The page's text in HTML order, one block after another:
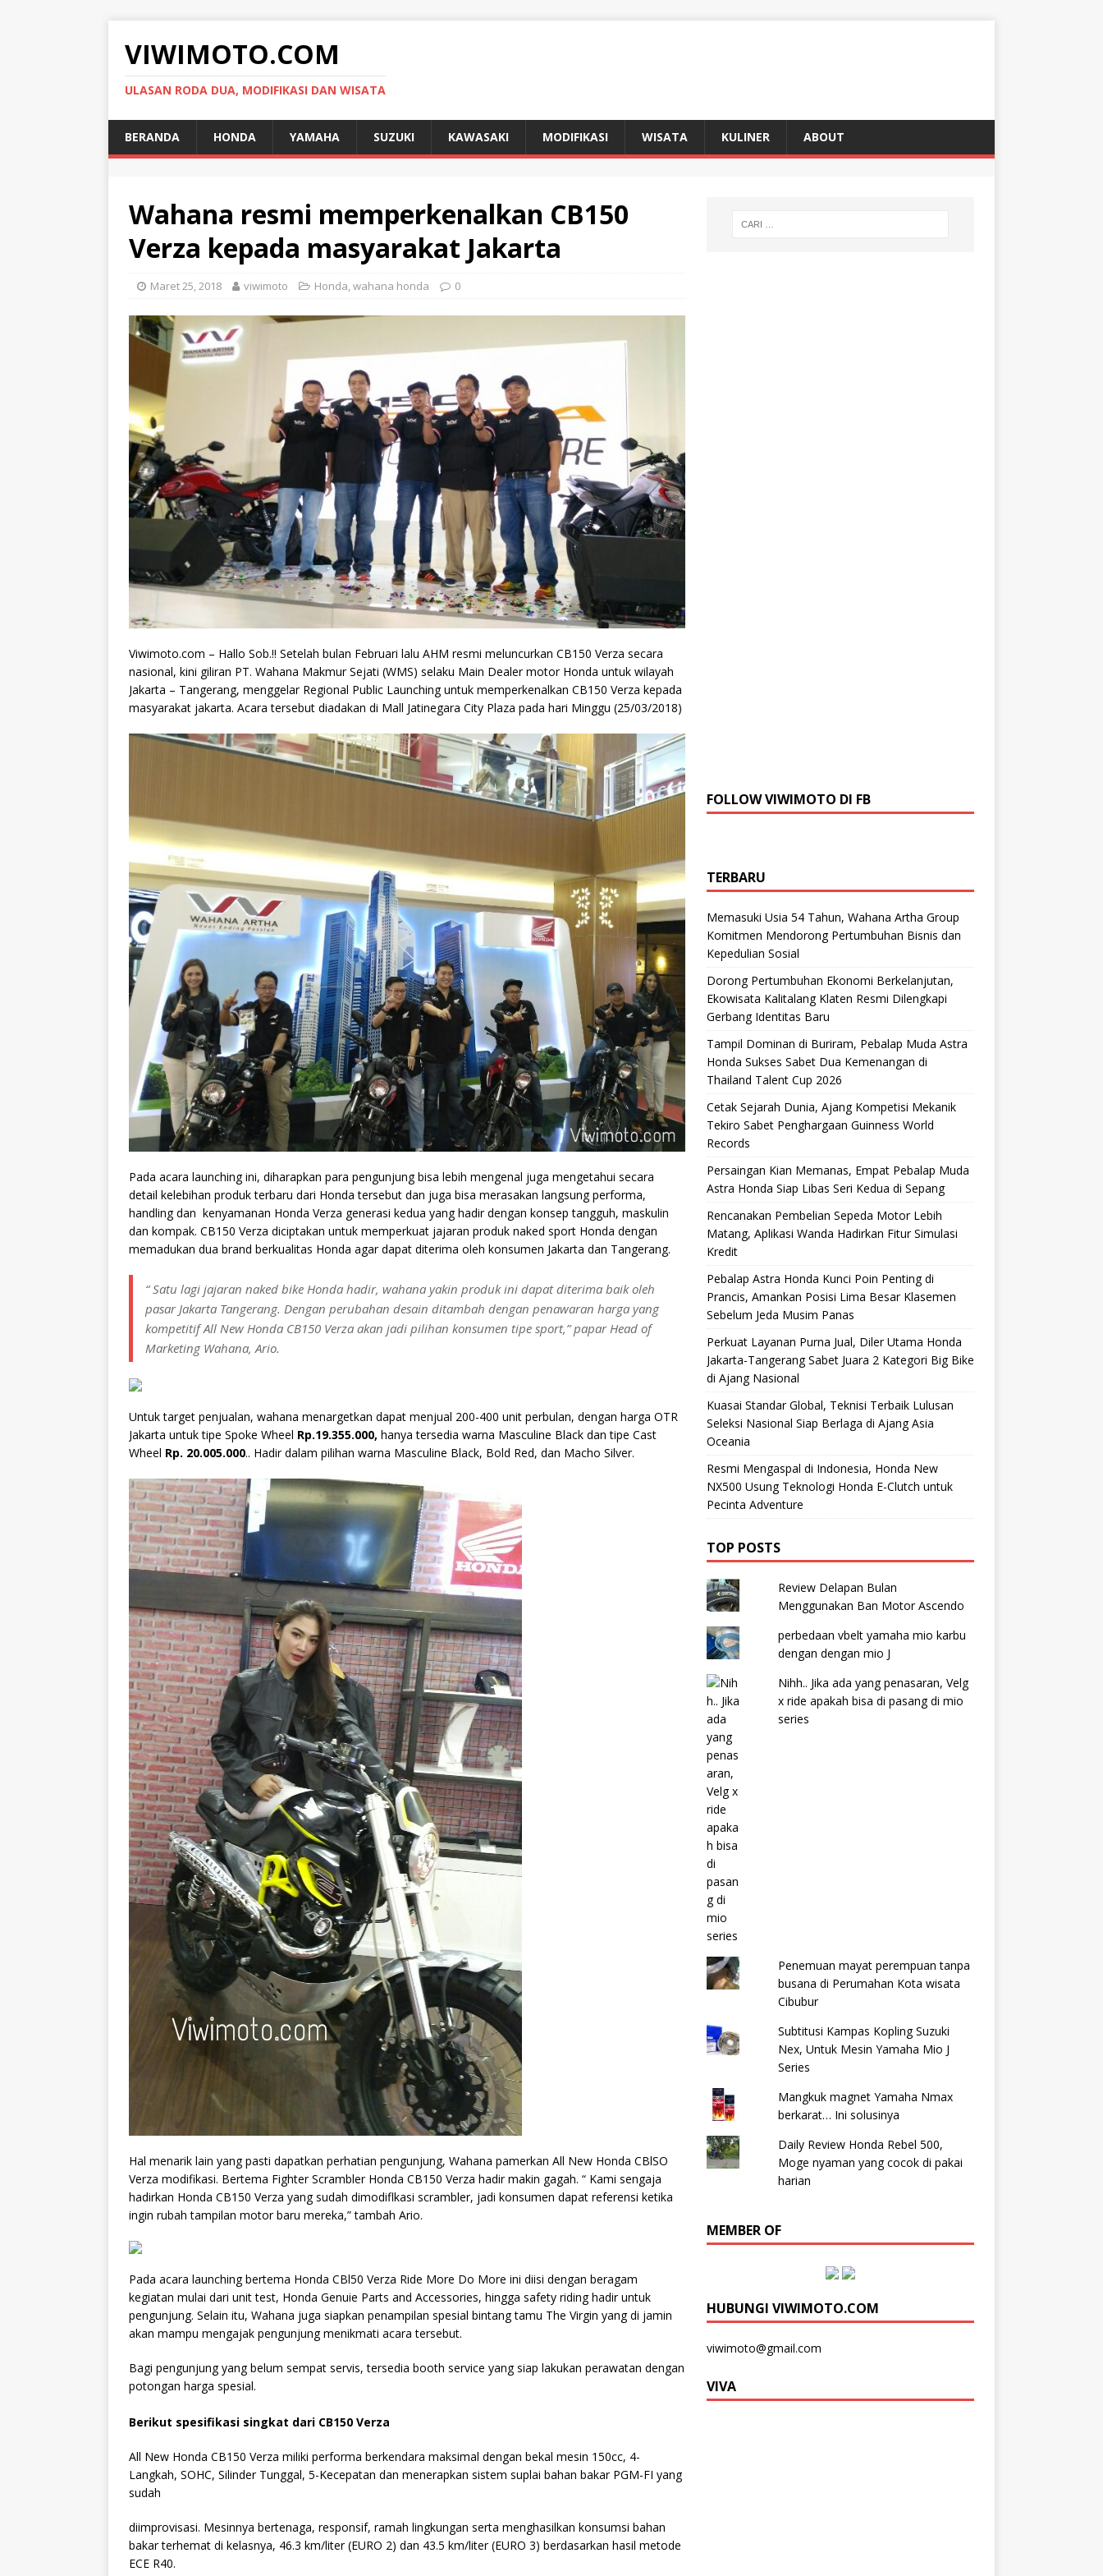
VIWIMOTO.COM
ULASAN RODA DUA, MODIFIKASI DAN WISATA
BERANDA HONDA YAMAHA SUZUKI KAWASAKI MODIFIKASI WISATA KULINER ABOUT
Wahana resmi memperkenalkan CB150
Verza kepada masyarakat Jakarta
Maret 25, 2018 viwimoto Honda,wahana honda 0
​Viwimoto.com – Hallo Sob.!! Setelah bulan Februari lalu AHM resmi meluncurkan CB150 Verza secara
nasional, kini giliran PT. Wahana Makmur Sejati (WMS) selaku Main Dealer motor Honda untuk wilayah
Jakarta – Tangerang, menggelar Regional Public Launching untuk memperkenalkan CB150 Verza kepada
masyarakat jakarta. Acara tersebut diadakan di Mall Jatinegara City Plaza pada hari Minggu (25/03/2018)
Pada acara launching ini, diharapkan para pengunjung bisa lebih mengenal juga mengetahui secara
detail kelebihan produk terbaru dari Honda tersebut dan juga bisa merasakan langsung performa,
handling dan kenyamanan Honda Verza generasi kedua yang hadir dengan konsep tangguh, maskulin
dan kompak. CB150 Verza diciptakan untuk memperkuat jajaran produk naked sport Honda dengan
memadukan dua brand berkualitas Honda agar dapat diterima oleh konsumen Jakarta dan Tangerang.
“ Satu lagi jajaran naked bike Honda hadir, wahana yakin produk ini dapat diterima baik oleh
pasar Jakarta Tangerang. Dengan perubahan desain ditambah dengan penawaran harga yang
kompetitif All New Honda CB150 Verza akan jadi pilihan konsumen tipe sport,” papar Head of
Marketing Wahana, Ario.
Untuk target penjualan, wahana menargetkan dapat menjual 200-400 unit perbulan, dengan harga OTR
Jakarta untuk tipe Spoke Wheel Rp.19.355.000, hanya tersedia warna Masculine Black dan tipe Cast
Wheel Rp. 20.005.000.. Hadir dalam pilihan warna Masculine Black, Bold Red, dan Macho Silver.
Hal menarik lain yang pasti dapatkan perhatian pengunjung, Wahana pamerkan All New Honda CBlSO
Verza modifikasi. Bertema Fighter Scrambler Honda CB150 Verza hadir makin gagah. “ Kami sengaja
hadirkan Honda CB150 Verza yang sudah dimodiflkasi scrambler, jadi konsumen dapat referensi ketika
ingin rubah tampilan motor baru mereka,” tambah Ario.
Pada acara launching bertema Honda CBl50 Verza Ride More Do More ini diisi dengan beragam
kegiatan mulai dari unit test, Honda Genuie Parts and Accessories, hingga safety riding hadir untuk
pengunjung. Selain itu, Wahana juga siapkan penampilan spesial bintang tamu The Virgin yang di jamin
akan mampu mengajak pengunjung menikmati acara tersebut.
Bagi pengunjung yang belum sempat servis, tersedia booth service yang siap lakukan perawatan dengan
potongan harga spesial.
Berikut spesifikasi singkat dari CB150 Verza
All New Honda CB150 Verza miliki performa berkendara maksimal dengan bekal mesin 150cc, 4-
Langkah, SOHC, Silinder Tunggal, 5-Kecepatan dan menerapkan sistem suplai bahan bakar PGM-FI yang
sudah
diimprovisasi. Mesinnya bertenaga, responsif, ramah lingkungan serta menghasilkan konsumsi bahan
bakar terhemat di kelasnya, 46.3 km/liter (EURO 2) dan 43.5 km/liter (EURO 3) berdasarkan hasil metode
ECE R40.
FOLLOW VIWIMOTO DI FB
TERBARU
Memasuki Usia 54 Tahun, Wahana Artha Group
Komitmen Mendorong Pertumbuhan Bisnis dan
Kepedulian Sosial
Dorong Pertumbuhan Ekonomi Berkelanjutan,
Ekowisata Kalitalang Klaten Resmi Dilengkapi
Gerbang Identitas Baru
Tampil Dominan di Buriram, Pebalap Muda Astra
Honda Sukses Sabet Dua Kemenangan di
Thailand Talent Cup 2026
Cetak Sejarah Dunia, Ajang Kompetisi Mekanik
Tekiro Sabet Penghargaan Guinness World
Records
Persaingan Kian Memanas, Empat Pebalap Muda
Astra Honda Siap Libas Seri Kedua di Sepang
Rencanakan Pembelian Sepeda Motor Lebih
Matang, Aplikasi Wanda Hadirkan Fitur Simulasi
Kredit
Pebalap Astra Honda Kunci Poin Penting di
Prancis, Amankan Posisi Lima Besar Klasemen
Sebelum Jeda Musim Panas
Perkuat Layanan Purna Jual, Diler Utama Honda
Jakarta-Tangerang Sabet Juara 2 Kategori Big Bike
di Ajang Nasional
Kuasai Standar Global, Teknisi Terbaik Lulusan
Seleksi Nasional Siap Berlaga di Ajang Asia
Oceania
Resmi Mengaspal di Indonesia, Honda New
NX500 Usung Teknologi Honda E-Clutch untuk
Pecinta Adventure
TOP POSTS
Review Delapan Bulan
Menggunakan Ban Motor Ascendo
perbedaan vbelt yamaha mio karbu
dengan dengan mio J
Nihh.. Jika ada yang penasaran, Velg
x ride apakah bisa di pasang di mio
series
Penemuan mayat perempuan tanpa
busana di Perumahan Kota wisata
Cibubur
Subtitusi Kampas Kopling Suzuki
Nex, Untuk Mesin Yamaha Mio J
Series
Mangkuk magnet Yamaha Nmax
berkarat… Ini solusinya
Daily Review Honda Rebel 500,
Moge nyaman yang cocok di pakai
harian
MEMBER OF
HUBUNGI VIWIMOTO.COM
viwimoto@gmail.com
VIVA